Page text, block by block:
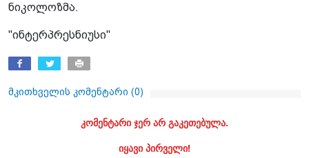
ნიკოლოზმა.
"ინტერპრესნიუსი"
მკითხველის კომენტარი (0)
კომენტარი ჯერ არ გაკეთებულა.
იყავი პირველი!